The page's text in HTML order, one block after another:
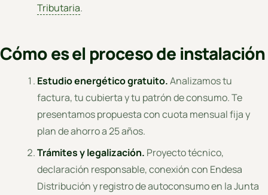
Tributaria.
Cómo es el proceso de instalación
Estudio energético gratuito.Analizamos tu
factura, tu cubierta y tu patrón de consumo. Te
presentamos propuesta con cuota mensual fija y
plan de ahorro a 25 años.
Trámites y legalización. Proyecto técnico,
declaración responsable, conexión con Endesa
Distribución y registro de autoconsumo en la Junta